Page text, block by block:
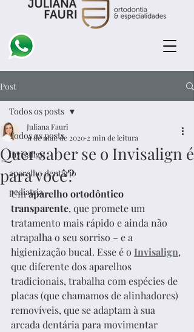
Post
Todos os posts
invisalign
aparelho dentário
pediatria
Todos os posts
Quer saber se o Invisalign é
para você?
Juliana Fauri
11 de mai. de 2020 2 min de leitura
Um aparelho ortodôntico
transparente, que promete um
tratamento mais rápido e ainda não
atrapalha o seu sorriso – e a
higienização bucal. Esse é o Invisalign,
que diferente dos aparelhos
tradicionais, trabalha com espécies de
placas (que chamamos de alinhadores)
removíveis, que se adaptam à sua
arcada dentária para movimentar